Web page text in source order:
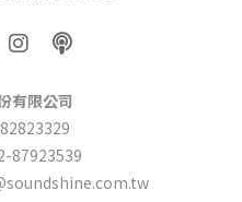
I
n
t
a
g
r
a
P
o
c
a
s
t
有限公司
87923539